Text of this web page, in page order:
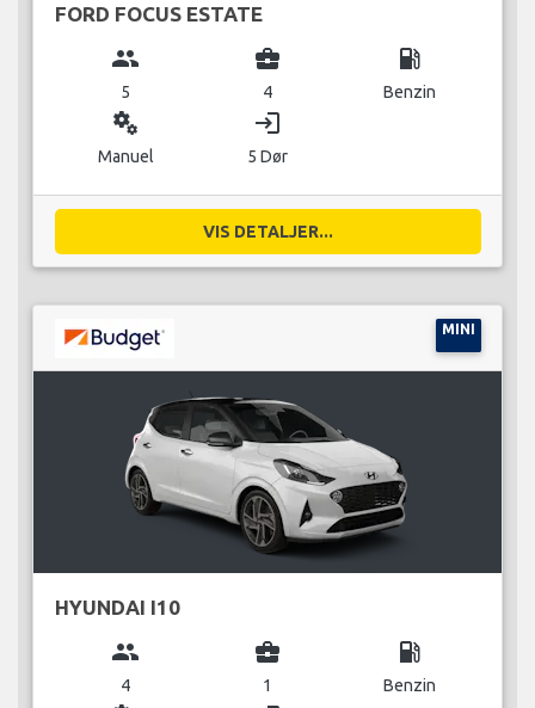
FORD FOCUS ESTATE
group
5
business_center
4
local_gas_station
Benzin
miscellaneous_services
Manuel
login
5 Dør
VIS DETALJER...
MINI
HYUNDAI I10
group
4
business_center
1
local_gas_station
Benzin